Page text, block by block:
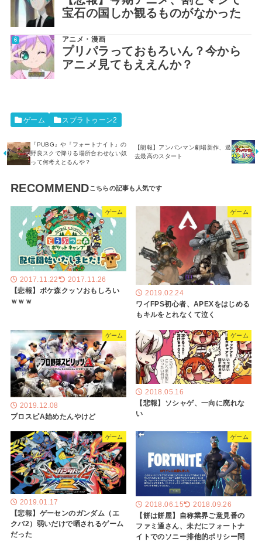
宝石の国しか観るものがなかった
アニメ・漫画
プリパラっておもろいん？今から
アニメ見てもええんか？
ゲーム スプラトゥーン2
『PUBG』や『フォートナイト』の
野良スクで降りる場所合わせない奴
って何考えとるんや？
【朗報】アンパンマン劇場新作、過
去最高のスタート
RECOMMEND
ゲーム
2017.11.22 2017.11.26
【悲報】ポケ森クッソおもしろい
ｗｗｗ
ゲーム
2019.02.24
ワイFPS初心者、APEXをはじめる
もキルをとれなくて泣く
ゲーム
2019.12.08
プロスピA始めたんやけど
ゲーム
2018.05.16
【悲報】ソシャゲ、一向に廃れな
い
ゲーム
2019.01.17
【悲報】ゲーセンのガンダム（エ
クバ2）弱いだけで晒されるゲーム
だった
ゲーム
2018.06.15 2018.09.26
【餅は餅屋】自称業界ご意見番の
ファミ通さん、未だにフォートナ
イトでのソニー排他的ポリシー問